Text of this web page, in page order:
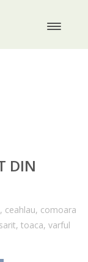
DIN
, ceahlau, comoara
, toaca, varful